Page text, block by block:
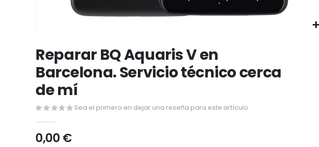
al
comienzo
de
galería
de
Reparar BQ Aquaris V en
Barcelona. Servicio técnico cerca
de mí
Sea el primero en dejar una reseña para este artículo
0,00 €